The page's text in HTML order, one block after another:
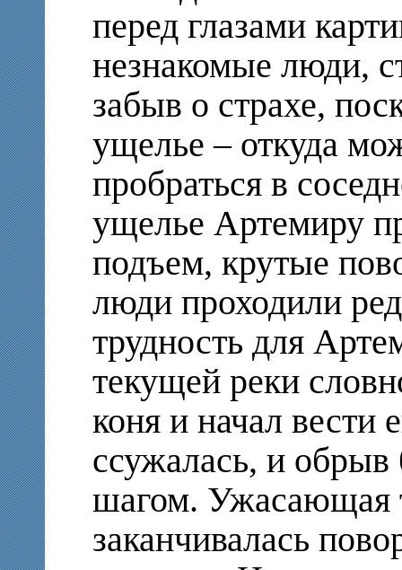
перед глазами
незнакомые люди,
забыв о страхе,
ущелье – откуда
пробраться в
ущелье Артемиру
подъем, крутые
люди проходили
трудность для
текущей реки
коня и начал вести
ссужалась, и
шагом. Ужасающая
заканчивалась